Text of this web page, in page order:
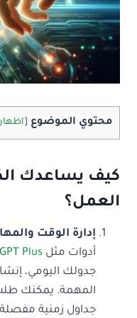
محتوي الموضوع [اظهار
كيف يساعدك
العمل؟
إدارة الوقت
أدوات مثل Plus
جدولك اليومي،
المهمة. يمكنك
جداول زمنية